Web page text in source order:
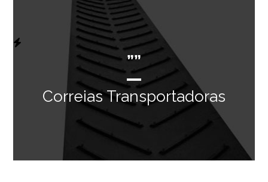
””
Correias Transportadoras